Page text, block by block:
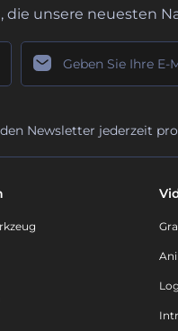
die unsere neuesten
Newsletter jederzeit